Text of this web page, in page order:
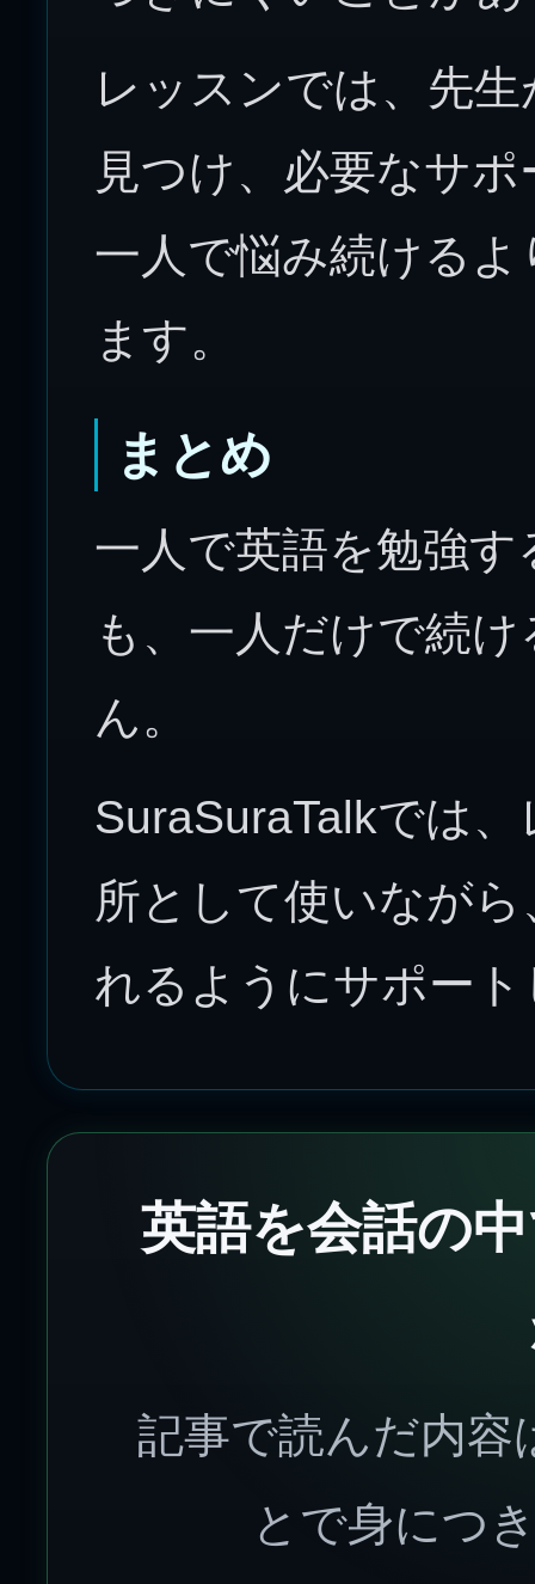
レッスンでは、先
見つけ、必要なサ
一人で悩み続ける
ます。
まとめ
一人で英語を勉強
も、一人だけで続
ん。
SuraSuraTalkでは
所として使いなが
れるようにサポー
英語を会話の
記事で読んだ内容
とで身につ